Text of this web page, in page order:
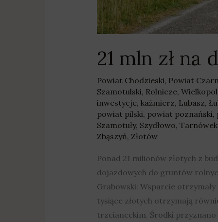
21 mln zł
Powiat Chodzieski, Powiat
Szamotulski, Rolnicze,
inwestycje, kaźmierz, Lubasz,
powiat pilski, powiat poznański,
Szamotuły, Szydłowo, Tarnówek
Zbąszyń, Złotów
Ponad 21 milionów złotych z
dojazdowych do gruntów
Grabowski: Wsparcie
tysiące złotych otrzymają
trzcianeckim. Środki